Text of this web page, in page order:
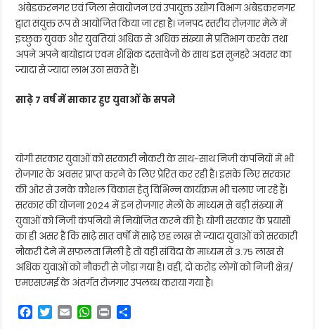
अंबेडकरनगर एवं जिला सेवायोजन एवं उपायुक्त उद्योग विभाग अंबेडकरनगर
द्वारा संयुक्त रूप से आयोजित किया जा रहा है। जनपद स्तरीय रोज़गार मेले में
इच्छुक युवक और युवतियां अधिक से अधिक संख्या में प्रतिभाग करके तथा
अपने अपने बायोडाटा एवम शैक्षिक दस्तावेजों के साथ इस सुनहरे अवसर का
ज्यादा से ज्यादा लाभ उठा सकते हैं।
साढ़े 7 वर्ष में साकार हुए युवाओं के सपने
योगी सरकार युवाओं को सरकारी नौकरी के साथ-साथ निजी कंपनियों में भी
रोजगार के अवसर प्राप्त करने के लिए प्रेरित कर रही है। इसके लिए सरकार
की ओर से उनके कौशल विकास हेतु विभिन्न कार्यक्रम भी चलाए जा रहे हैं।
सरकार की योजना 2024 में इन रोजगार मेलों के माध्यम से बड़ी संख्या में
युवाओं को निजी कंपनियों में नियोजित करने की है। योगी सरकार के प्रयासों
का ही असर है कि साढ़े सात वर्षों में साढ़े छह लाख से ज्यादा युवाओं को सरकारी
नौकरी देने में सफलता मिली है तो वहीं संविदा के माध्यम से 3.75 लाख से
अधिक युवाओं को नौकरी से जोड़ा गया है। वहीं, दो करोड़ लोगों को निजी क्षेत्र/
एमएसएमई के अंतर्गत रोजगार उपलब्ध कराया गया है।
F
T
E
W
P